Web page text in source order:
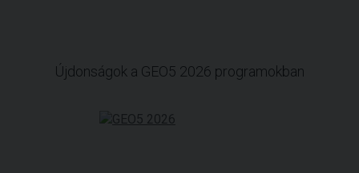
Újdonságok a GEO5 2026 programokban